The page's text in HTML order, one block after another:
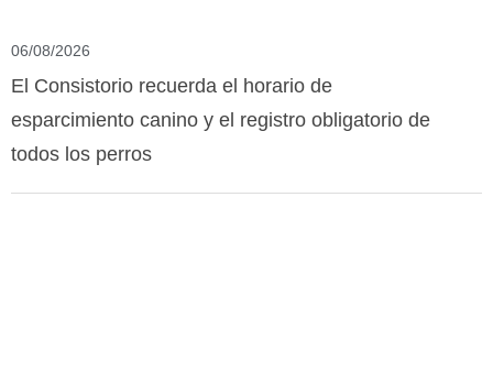
06/08/2026
El Consistorio recuerda el horario de
esparcimiento canino y el registro obligatorio de
todos los perros